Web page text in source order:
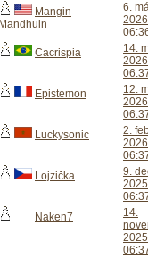
Mangin
Mandhuin
6.
Cacrispia
14.
Epistemon
12.
Luckysonic
2.
Lojzička
9.
Naken7
14.